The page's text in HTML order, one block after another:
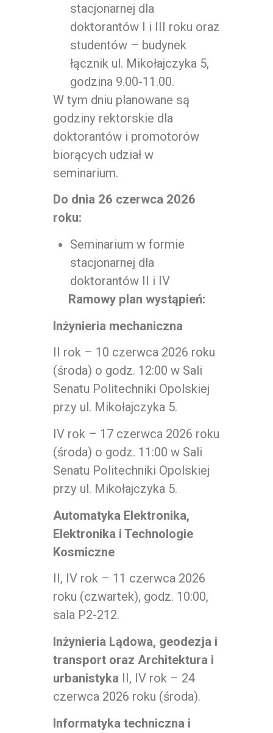
stacjonarnej dla
doktorantów I i III roku oraz
studentów – budynek
łącznik ul. Mikołajczyka 5,
godzina 9.00-11.00.
W tym dniu planowane są
godziny rektorskie dla
doktorantów i promotorów
biorących udział w
seminarium.
Do dnia 26 czerwca 2026
roku:
Seminarium w formie
stacjonarnej dla
doktorantów II i IV
Ramowy plan wystąpień:
Inżynieria mechaniczna
II rok – 10 czerwca 2026 roku
(środa) o godz. 12:00 w Sali
Senatu Politechniki Opolskiej
przy ul. Mikołajczyka 5.
IV rok – 17 czerwca 2026 roku
(środa) o godz. 11:00 w Sali
Senatu Politechniki Opolskiej
przy ul. Mikołajczyka 5.
Automatyka Elektronika,
Elektronika i Technologie
Kosmiczne
II, IV rok – 11 czerwca 2026
roku (czwartek), godz. 10:00,
sala P2-212.
Inżynieria Lądowa, geodezja i
transport oraz Architektura i
urbanistyka II, IV rok – 24
czerwca 2026 roku (środa).
Informatyka techniczna i